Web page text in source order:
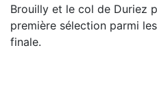
Brouilly et le col de Duriez
première sélection parmi
finale.